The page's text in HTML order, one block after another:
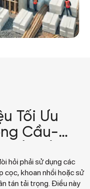
Tối Ưu
Cầu-
hỏi phải sử dụng các
cọc, khoan nhồi hoặc sử
tán tải trọng. Điều này